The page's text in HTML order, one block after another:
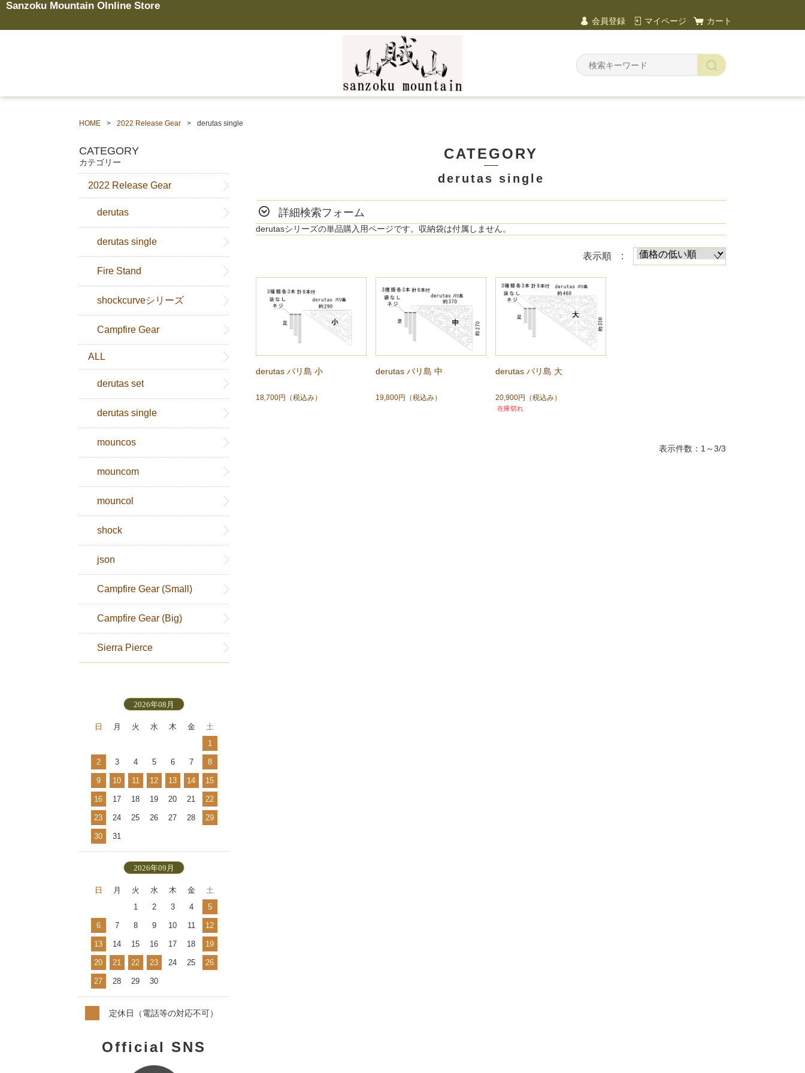
Sanzoku Mountain Olnline Store
会員登録 マイページ カート
HOME 2022 Release Gear derutas single
CATEGORY
derutas single
詳細検索フォーム
derutasシリーズの単品購入用ページです。収納袋は付属しません。
表示順 :
derutas バリ島 小
18,700円 （税込み）
derutas バリ島 中
19,800円 （税込み）
derutas バリ島 大
20,900円 （税込み）
在庫切れ
表示件数：1～3/3
CATEGORY
カテゴリー
2022 Release Gear
derutas
derutas single
Fire Stand
shockcurveシリーズ
Campfire Gear
ALL
derutas set
derutas single
mouncos
mouncom
mouncol
shock
json
Campfire Gear (Small)
Campfire Gear (Big)
Sierra Pierce
2026年08月
日 月 火 水 木 金
土
1
2 3 4 5 6 7 8
9 10 11 12 13 14 15
16 17 18 19 20 21 22
23 24 25 26 27 28 29
30 31
2026年09月
日 月 火 水 木 金
土
1
2 3 4 5
6 7 8 9 10 11 12
13 14 15 16 17 18 19
20 21 22 23 24 25 26
27 28 29 30
定休日（電話等の対応不可）
Official SNS